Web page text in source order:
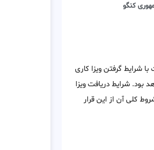
کنگو
شرایط گرفتن ویزا کاری
بود. شرایط دریافت ویزا
کلی آن از این قرار